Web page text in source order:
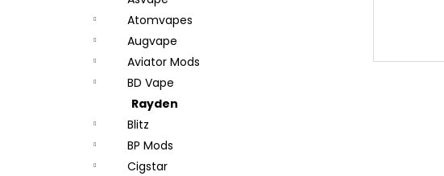
Atomvapes
Augvape
Aviator Mods
BD Vape
Rayden
Blitz
BP Mods
Cigstar
DEKANG DESERT SHIP 10ML 11MG
154 Kč
Původně:195 Kč